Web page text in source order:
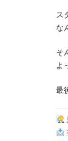
ス
な
そ
よ
最